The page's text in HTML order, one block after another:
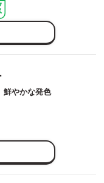
鮮やかな発色